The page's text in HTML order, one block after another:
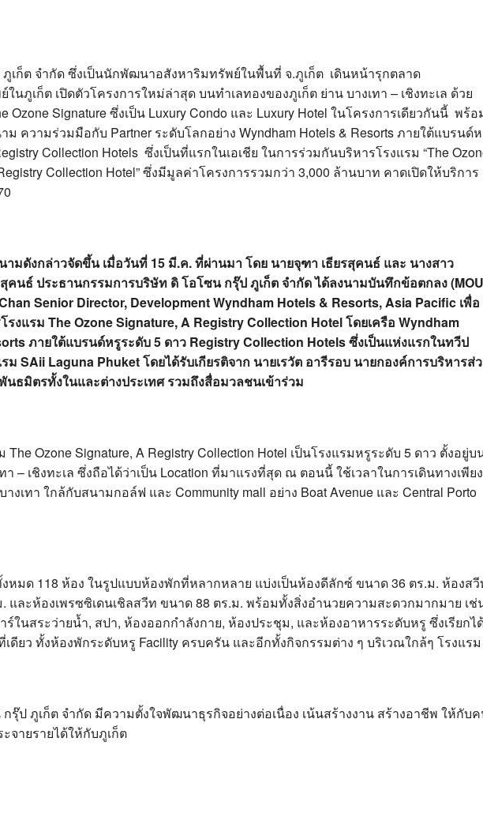
เก็ต จำกัด ซึ่งเป็นนักพัฒนาอสังหาริมทรัพย์ในพื้นที่ จ.ภูเก็ต เดินหน้ารุกตลาด
นภูเก็ต เปิดตัวโครงการใหม่ล่าสุด บนทำเลทองของภูเก็ต ย่าน บางเทา – เชิงทะเล ด้วย
Ozone Signature ซึ่งเป็น Luxury Condo และ Luxury Hotel ในโครงการเดียวกันนี้ พร้อ
ม ความร่วมมือกับ Partner ระดับโลกอย่าง Wyndham Hotels & Resorts ภายใต้แบรนด์
Collection Hotels ซึ่งเป็นที่แรกในเอเชีย ในการร่วมกันบริหารโรงแรม “The
Collection Hotel” ซึ่งมีมูลค่าโครงการรวมกว่า 3,000 ล้านบาท คาดเปิดให้บริการ
ามดังกล่าวจัดขึ้น เมื่อวันที่ 15 มี.ค. ที่ผ่านมา โดย นายจุฑา เธียรสุคนธ์ และ นางสาว
คนธ์ ประธานกรรมการบริษัท ดิ โอโซน กรุ๊ป ภูเก็ต จำกัด ได้ลงนามบันทึกข้อตกลง (
Senior Director, Development Wyndham Hotels & Resorts, Asia Pacific เพื่อ
รงแรม The Ozone Signature, A Registry Collection Hotel โดยเครือ Wyndham
ภายใต้แบรนด์หรูระดับ 5 ดาว Registry Collection Hotels ซึ่งเป็นแห่งแรกในทวีป
รม SAii Laguna Phuket โดยได้รับเกียรติจาก นายเรวัต อารีรอบ นายกองค์การบริหารส่
นธมิตรทั้งในและต่างประเทศ รวมถึงสื่อมวลชนเข้าร่วม
The Ozone Signature, A Registry Collection Hotel เป็นโรงแรมหรูระดับ 5 ดาว ตั้งอยู่บ
– เชิงทะเล ซึ่งถือได้ว่าเป็น Location ที่มาแรงที่สุด ณ ตอนนี้ ใช้เวลาในการเดินทางเพียง
งเทา ใกล้กับสนามกอล์ฟ และ Community mall อย่าง Boat Avenue และ Central Porto
หมด 118 ห้อง ในรูปแบบห้องพักที่หลากหลาย แบ่งเป็นห้องดีลักซ์ ขนาด 36 ตร.ม. ห้องส
และห้องเพรซซิเดนเชิลสวีท ขนาด 88 ตร.ม. พร้อมทั้งสิ่งอำนวยความสะดวกมากมาย เช่
ร์ในสระว่ายน้ำ, สปา, ห้องออกกำลังกาย, ห้องประชุม, และห้องอาหารระดับหรู ซึ่งเรียกไ
เดียว ทั้งห้องพักระดับหรู Facility ครบครัน และอีกทั้งกิจกรรมต่าง ๆ บริเวณใกล้ๆ โรงแรม
รุ๊ป ภูเก็ต จำกัด มีความตั้งใจพัฒนาธุรกิจอย่างต่อเนื่อง เน้นสร้างงาน สร้างอาชีพ ให้กับ
จายรายได้ให้กับภูเก็ต